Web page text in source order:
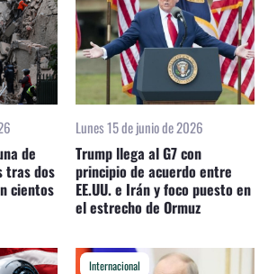
de
tras dos
cientos
Lunes 15 de junio de 2026
Trump llega al G7 con
principio de acuerdo entre
EE.UU. e Irán y foco puesto en
el estrecho de Ormuz
Internacional